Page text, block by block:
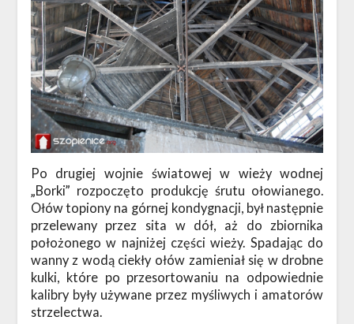
Po drugiej wojnie światowej w wieży wodnej
„Borki” rozpoczęto produkcję śrutu ołowianego.
Ołów topiony na górnej kondygnacji, był następnie
przelewany przez sita w dół, aż do zbiornika
położonego w najniżej części wieży. Spadając do
wanny z wodą ciekły ołów zamieniał się w drobne
kulki, które po przesortowaniu na odpowiednie
kalibry były używane przez myśliwych i amatorów
strzelectwa.